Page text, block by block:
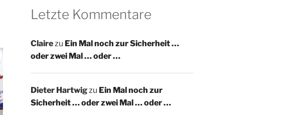
Letzte Kommentare
Clairezu Ein Mal noch zur Sicherheit …
oder zwei Mal … oder …
Dieter Hartwigzu Ein Mal noch zur
Sicherheit … oder zwei Mal … oder …